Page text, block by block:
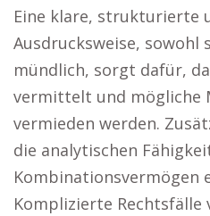
Eine klare, strukturierte
Ausdrucksweise, sowohl
mündlich, sorgt dafür,
vermittelt und mögliche
vermieden werden.
die analytischen
Kombinationsvermögen
Komplizierte Rechtsfälle